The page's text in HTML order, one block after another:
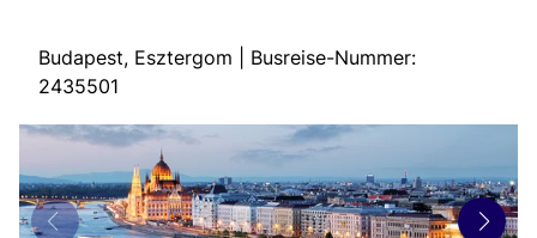
Start
Busreisen
Kontakt
Budapest, Esztergom | Busreise-Nummer:
2435501